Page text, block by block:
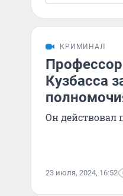
КРИМИНАЛ
Кузбасса
Он действовал
23 июля, 2024, 16:52